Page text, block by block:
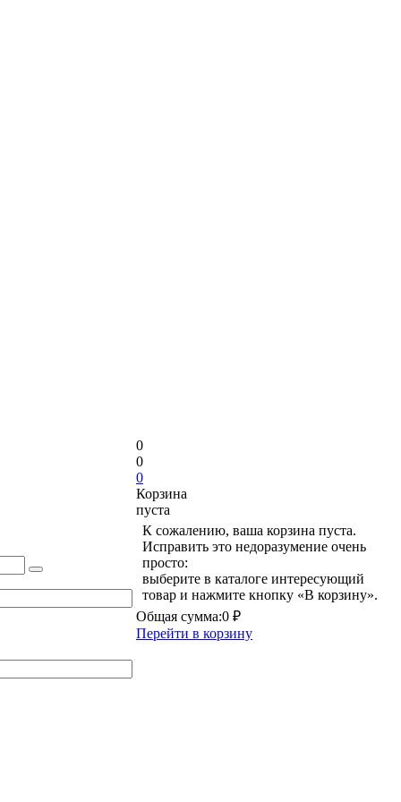
0
0
0
Корзина
пуста
К сожалению, ваша корзина пуста.
Исправить это недоразумение очень
просто:
выберите в каталоге интересующий
товар и нажмите кнопку «В корзину».
Общая сумма:0 ₽
Перейти в корзину